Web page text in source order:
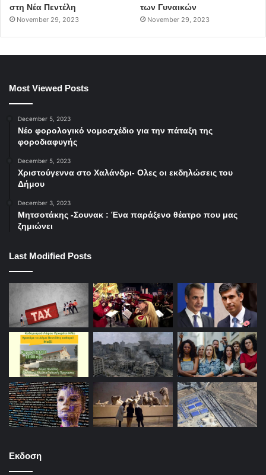
στη Νέα Πεντέλη
November 29, 2023
των Γυναικών
November 29, 2023
Most Viewed Posts
December 5, 2023
Νέο φορολογικό νομοσχέδιο για την πάταξη της
φοροδιαφυγής
December 5, 2023
Χριστούγεννα στο Χαλάνδρι- Ολες οι εκδηλώσεις του
Δήμου
December 3, 2023
Μητσοτάκης -Σουνακ : Ένα παράξενο θέατρο που μας
ζημιώνει
Last Modified Posts
Εκδοση